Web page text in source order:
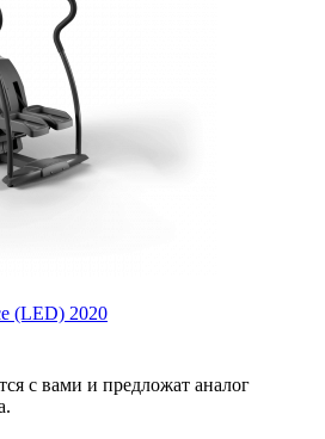
(LED) 2020
с вами и предложат аналог